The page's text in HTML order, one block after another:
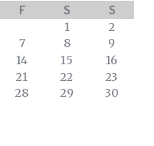
F S S
1
2
7 8
9
14 15
16
21 22
23
28 29
30